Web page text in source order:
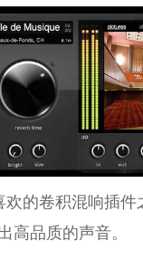
的卷积混响插
高品质的声音。